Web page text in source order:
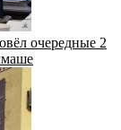
очередные 2